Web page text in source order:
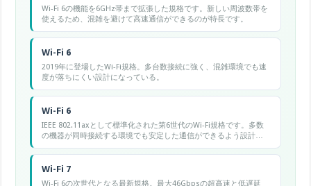
Wi-Fi 6の機能を6GHz帯まで拡張した規格です。新しい周波数帯を
使えるため、混雑を避けて高速通信ができるのが特長です。
Wi-Fi 6
2019年に登場したWi-Fi規格。多台数接続に強く、混雑環境でも速
度が落ちにくい設計になっている。
Wi-Fi 6
IEEE 802.11axとして標準化された第6世代のWi-Fi規格です。多数
の機器が同時接続する環境でも安定した通信ができるよう設計さ
れています。
Wi-Fi 7
Wi-Fi 6の次世代となる最新規格。最大46Gbpsの超高速と低遅延